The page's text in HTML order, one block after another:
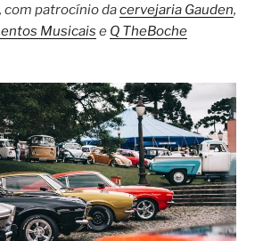
, com patrocínio dacervejaria Gauden,
Musicais e Q TheBoche